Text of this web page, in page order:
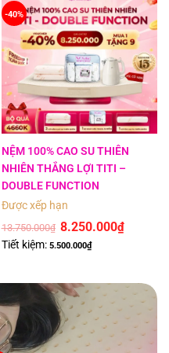
-40%
NỆM 100% CAO SU THIÊN
NHIÊN THẮNG LỢI TITI –
DOUBLE FUNCTION
Được xếp hạng
13.750.000₫ 8.250.000₫
Tiết kiệm: 5.500.000₫